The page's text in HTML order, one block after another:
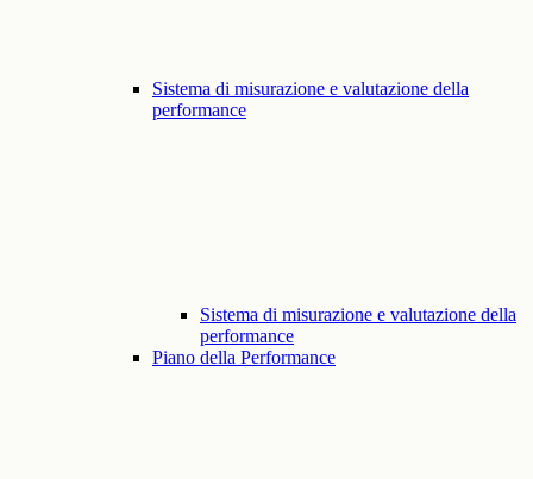
Sistema di misurazione e valutazione della
performance
Sistema di misurazione e valutazione della
performance
Piano della Performance